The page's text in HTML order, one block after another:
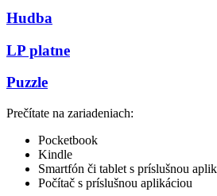
Hudba
LP platne
Puzzle
Prečítate na zariadeniach:
Pocketbook
Kindle
Smartfón či tablet s príslušnou
Počítač s príslušnou aplikáciou